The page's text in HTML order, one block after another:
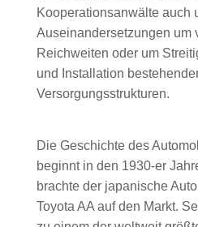
Kooperationsanwälte auch
Auseinandersetzungen um
Reichweiten oder um
und Installation
Versorgungsstrukturen.
Die Geschichte des
beginnt in den 1930-er
brachte der japanische
Toyota AA auf den Markt.